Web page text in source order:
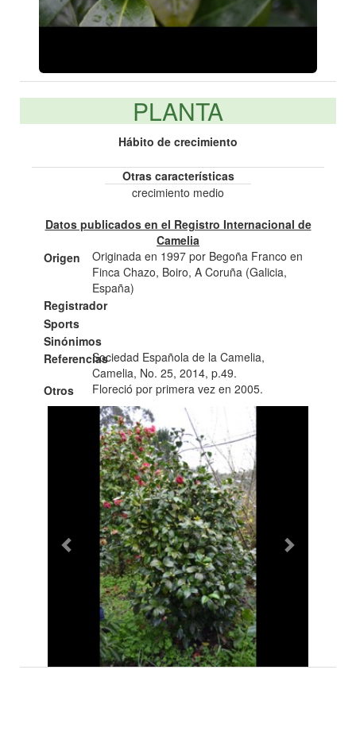
PLANTA
Hábito de crecimiento
Otras características
crecimiento medio
Datos publicados en el Registro Internacional de
Camelia
Origen
Originada en 1997 por Begoña Franco en
Finca Chazo, Boiro, A Coruña (Galicia,
España)
Registrador
Sports
Sinónimos
ReferenciasSociedad Española de la Camelia,
Camelia, No. 25, 2014, p.49.
Otros
Floreció por primera vez en 2005.